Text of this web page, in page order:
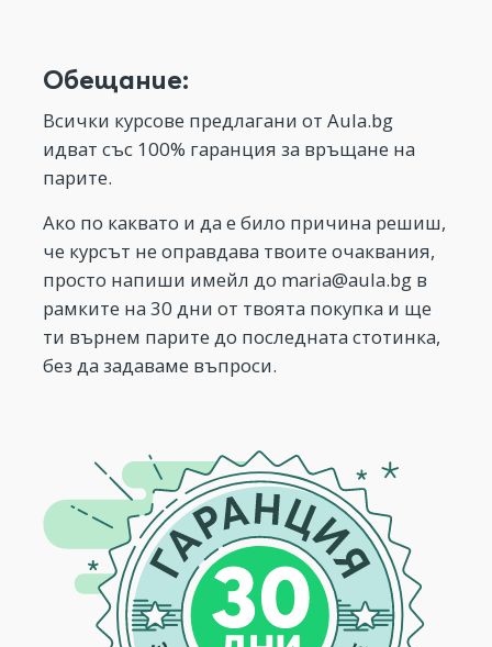
Обещание:
Всички курсове предлагани от Aula.bg
идват със 100% гаранция за връщане на
парите.
Ако по каквато и да е било причина решиш,
че курсът не оправдава твоите очаквания,
просто напиши имейл до maria@aula.bg в
рамките на 30 дни от твоята покупка и ще
ти върнем парите до последната стотинка,
без да задаваме въпроси.